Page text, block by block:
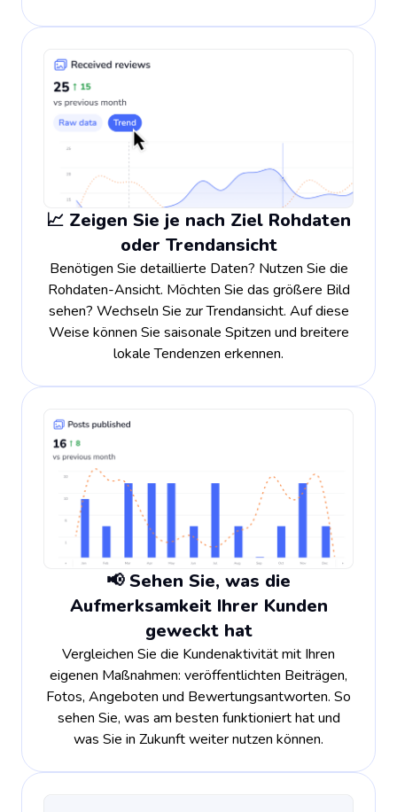
📈 Zeigen Sie je nach Ziel Rohdaten
oder Trendansicht
Benötigen Sie detaillierte Daten? Nutzen Sie die
Rohdaten-Ansicht. Möchten Sie das größere Bild
sehen? Wechseln Sie zur Trendansicht. Auf diese
Weise können Sie saisonale Spitzen und breitere
lokale Tendenzen erkennen.
📢 Sehen Sie, was die
Aufmerksamkeit Ihrer Kunden
geweckt hat
Vergleichen Sie die Kundenaktivität mit Ihren
eigenen Maßnahmen: veröffentlichten Beiträgen,
Fotos, Angeboten und Bewertungsantworten. So
sehen Sie, was am besten funktioniert hat und
was Sie in Zukunft weiter nutzen können.